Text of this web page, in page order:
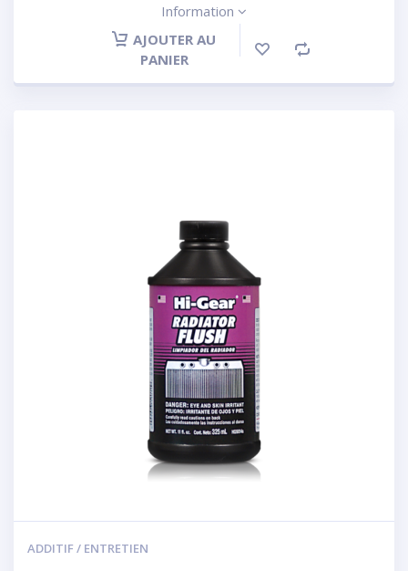
Information
AJOUTER AU
PANIER
ADDITIF / ENTRETIEN